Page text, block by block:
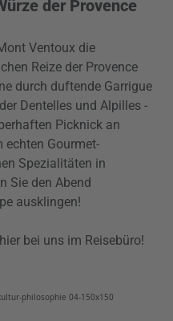
der Provence
Ventoux die
Reize der Provence
durch duftende Garrigue
Dentelles und Alpilles -
Picknick an
echten Gourmet-
Spezialitäten in
Sie den Abend
ausklingen!
bei uns im Reisebüro!